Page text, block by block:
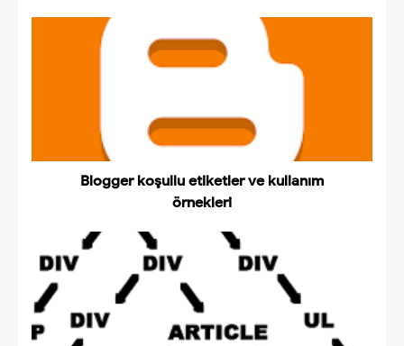
Blogger koşullu etiketler ve kullanım
örnekleri